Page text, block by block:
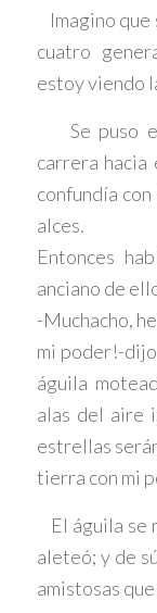
Imagino que
cuatro
estoy viendo
Se puso
carrera hacia
confundía
alces.
Entonces
anciano de
-Muchacho,
mi poder!-
águila
alas del aire
estrellas
tierra con mi
El águila se
aleteó; y de
amistosas